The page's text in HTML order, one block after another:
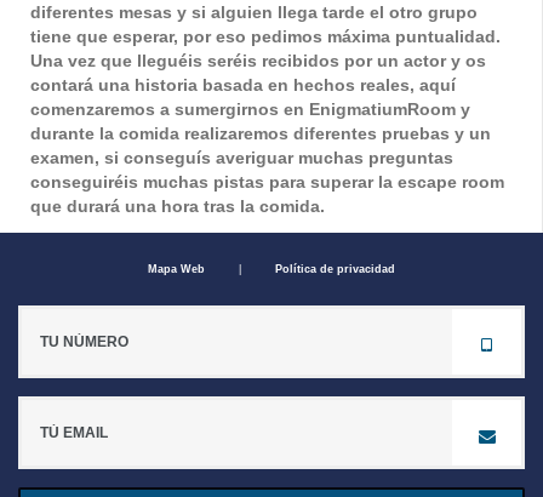
diferentes mesas y si alguien llega tarde el otro grupo
tiene que esperar, por eso pedimos máxima puntualidad.
Una vez que lleguéis seréis recibidos por un actor y os
contará una historia basada en hechos reales, aquí
comenzaremos a sumergirnos en EnigmatiumRoom y
durante la comida realizaremos diferentes pruebas y un
examen, si conseguís averiguar muchas preguntas
conseguiréis muchas pistas para superar la escape room
que durará una hora tras la comida.
Mapa Web Política de privacidad